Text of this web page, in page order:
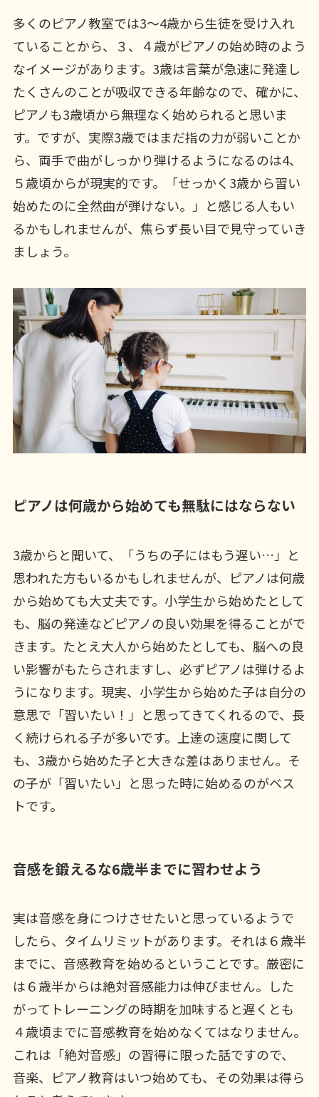
多くのピアノ教室では3〜4歳から生徒を受け入れ
ていることから、３、４歳がピアノの始め時のよう
なイメージがあります。3歳は言葉が急速に発達し
たくさんのことが吸収できる年齢なので、確かに、
ピアノも3歳頃から無理なく始められると思いま
す。ですが、実際3歳ではまだ指の力が弱いことか
ら、両手で曲がしっかり弾けるようになるのは4、
５歳頃からが現実的です。「せっかく3歳から習い
始めたのに全然曲が弾けない。」と感じる人もい
るかもしれませんが、焦らず長い目で見守っていき
ましょう。
ピアノは何歳から始めても無駄にはならない
3歳からと聞いて、「うちの子にはもう遅い…」と
思われた方もいるかもしれませんが、ピアノは何歳
から始めても大丈夫です。小学生から始めたとして
も、脳の発達などピアノの良い効果を得ることがで
きます。たとえ大人から始めたとしても、脳への良
い影響がもたらされますし、必ずピアノは弾けるよ
うになります。現実、小学生から始めた子は自分の
意思で「習いたい！」と思ってきてくれるので、長
く続けられる子が多いです。上達の速度に関して
も、3歳から始めた子と大きな差はありません。そ
の子が「習いたい」と思った時に始めるのがベス
トです。
音感を鍛えるな6歳半までに習わせよう
実は音感を身につけさせたいと思っているようで
したら、タイムリミットがあります。それは６歳半
までに、音感教育を始めるということです。厳密に
は６歳半からは絶対音感能力は伸びません。した
がってトレーニングの時期を加味すると遅くとも
４歳頃までに音感教育を始めなくてはなりません。
これは「絶対音感」の習得に限った話ですので、
音楽、ピアノ教育はいつ始めても、その効果は得ら